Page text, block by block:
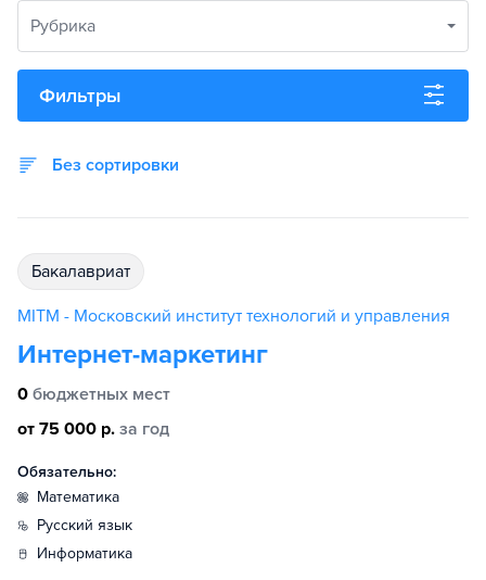
Рубрика
Фильтры
Без сортировки
бакалавриат
MITM - Московский институт технологий и управления
Интернет-маркетинг
0 бюджетных мест
от 75 000 р. за год
Обязательно:
математика
русский язык
информатика